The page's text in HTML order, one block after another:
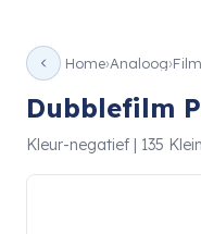
Home Analoog
Dubblefilm
Kleur-negatief | 135